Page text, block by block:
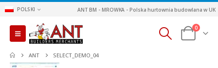
POLSKI ANT BM - MROWKA - Polska hurtownia budowlana w UK
0
ANT SELECT_DEMO_04